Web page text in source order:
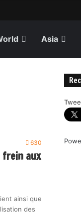
Asia
630
frein aux
ainsi que
des